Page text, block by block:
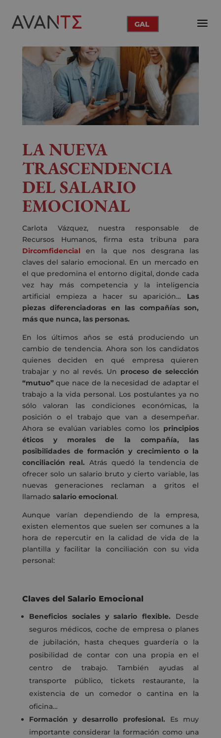
GAL
LA NUEVA
TRASCENDENCIA
DEL SALARIO
EMOCIONAL
Carlota Vázquez, nuestra responsable de
Recursos Humanos, firma esta tribuna para
Dircomfidencial
en la que nos desgrana las
claves del salario emocional. En un mercado en
el que predomina el entorno digital, donde cada
vez hay más competencia y la inteligencia
artificial empieza a hacer su aparición…
Las
piezas diferenciadoras en las compañías son,
más que nunca, las personas.
En los últimos años se está produciendo un
cambio de tendencia. Ahora son los candidatos
quienes deciden en qué empresa quieren
trabajar y no al revés. Un proceso de selección
“mutuo” que nace de la necesidad de adaptar el
trabajo a la vida personal. Los postulantes ya no
sólo valoran las condiciones económicas, la
posición o el trabajo que van a desempeñar.
Ahora se evalúan variables como los principios
éticos y morales de la compañía, las
posibilidades de formación y crecimiento o la
conciliación real. Atrás quedó la tendencia de
ofrecer solo un salario bruto y cierto variable, las
nuevas generaciones reclaman a gritos el
llamado salario emocional.
Aunque varían dependiendo de la empresa,
existen elementos que suelen ser comunes a la
hora de repercutir en la calidad de vida de la
plantilla y facilitar la conciliación con su vida
personal:
Claves del Salario Emocional
Beneficios sociales y salario flexible.
Desde
seguros médicos, coche de empresa o planes
de jubilación, hasta cheques guardería o la
posibilidad de contar con una propia en el
centro de trabajo. También ayudas al
transporte público, tickets restaurante, la
existencia de un comedor o cantina en la
oficina…
Formación y desarrollo profesional.
Es muy
importante considerar la formación como una